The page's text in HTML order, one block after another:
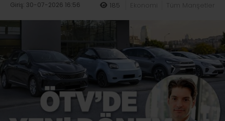
Giriş: 30-07-2026 16:56 185 Ekonomi Tüm Manşetler